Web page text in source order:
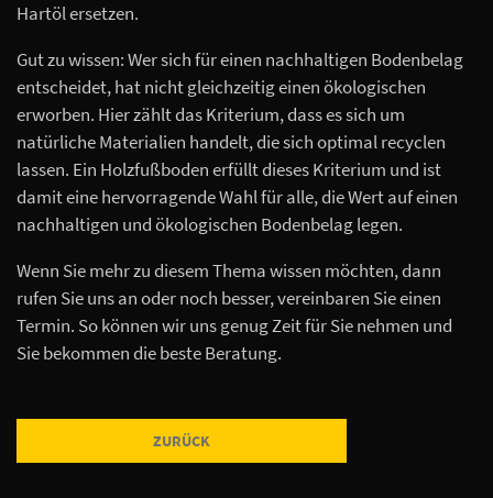
Hartöl ersetzen.
Gut zu wissen: Wer sich für einen nachhaltigen Bodenbelag
entscheidet, hat nicht gleichzeitig einen ökologischen
erworben. Hier zählt das Kriterium, dass es sich um
natürliche Materialien handelt, die sich optimal recyclen
lassen. Ein Holzfußboden erfüllt dieses Kriterium und ist
damit eine hervorragende Wahl für alle, die Wert auf einen
nachhaltigen und ökologischen Bodenbelag legen.
Wenn Sie mehr zu diesem Thema wissen möchten, dann
rufen Sie uns an oder noch besser, vereinbaren Sie einen
Termin. So können wir uns genug Zeit für Sie nehmen und
Sie bekommen die beste Beratung.
ZURÜCK